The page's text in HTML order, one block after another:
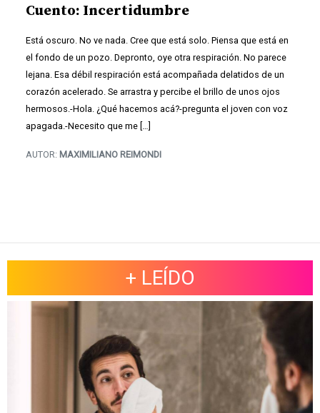
Cuento: Incertidumbre
Está oscuro. No ve nada. Cree que está solo. Piensa que está en
el fondo de un pozo. Depronto, oye otra respiración. No parece
lejana. Esa débil respiración está acompañada delatidos de un
corazón acelerado. Se arrastra y percibe el brillo de unos ojos
hermosos.-Hola. ¿Qué hacemos acá?-pregunta el joven con voz
apagada.-Necesito que me […]
AUTOR: MAXIMILIANO REIMONDI
+ LEÍDO